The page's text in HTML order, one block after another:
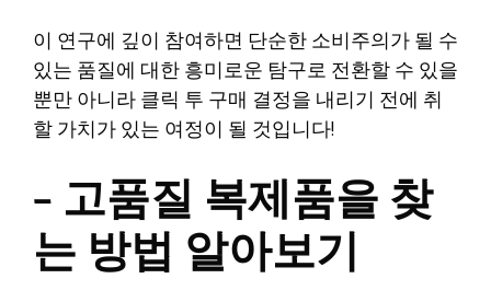
이 연구에 깊이 참여하면 단순한 소비주의가 될 수
있는 품질에 대한 흥미로운 탐구로 전환할 수 있을
뿐만 아니라 클릭 투 구매 결정을 내리기 전에 취
할 가치가 있는 여정이 될 것입니다!
– 고품질 복제품을 찾
는 방법 알아보기